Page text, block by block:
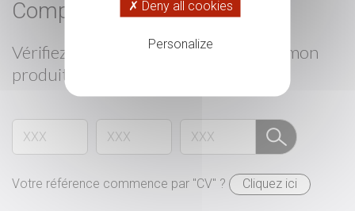
Compatibilité
Vérifiez les pièces compatibles
avec mon
produit
Votre référence commence par "CV" ? Cliquez ici
✗ Deny all cookies
Personalize